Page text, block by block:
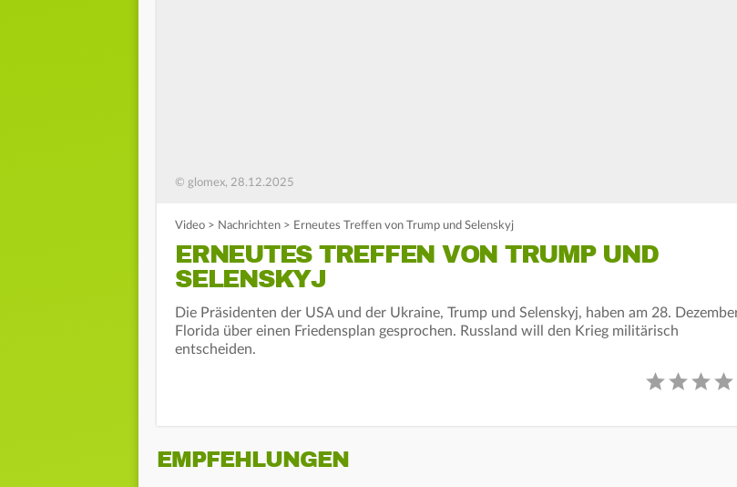
© glomex, 28.12.2025
Video > Nachrichten > Erneutes Treffen von Trump und Selenskyj
ERNEUTES TREFFEN VON TRUMP UND
SELENSKYJ
Die Präsidenten der USA und der Ukraine, Trump und Selenskyj, haben am 28.
Florida über einen Friedensplan gesprochen. Russland will den Krieg militärisch
entscheiden.
EMPFEHLUNGEN